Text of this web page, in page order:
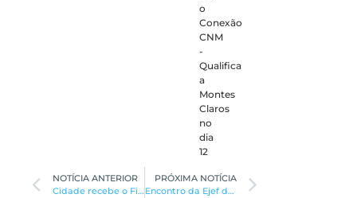
o
Conexão
CNM
-
Qualifica
a
Montes
Claros
no
dia
12
NOTÍCIA ANTERIOR
Cidade recebe o Fin Festival com várias atrações dia 11
PRÓXIMA NOTÍCIA
Encontro da Ejef debate litigância predatória e o uso de IA no Poder